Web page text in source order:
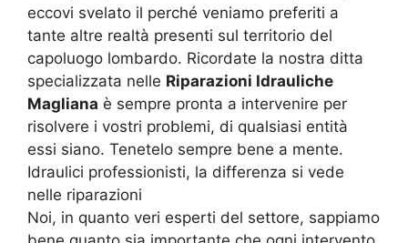
eccovi svelato il perché veniamo preferiti a
tante altre realtà presenti sul territorio del
capoluogo lombardo. Ricordate la nostra ditta
specializzata nelle Riparazioni Idrauliche
Magliana è sempre pronta a intervenire per
risolvere i vostri problemi, di qualsiasi entità
essi siano. Tenetelo sempre bene a mente.
Idraulici professionisti, la differenza si vede
nelle riparazioni
Noi, in quanto veri esperti del settore, sappiamo